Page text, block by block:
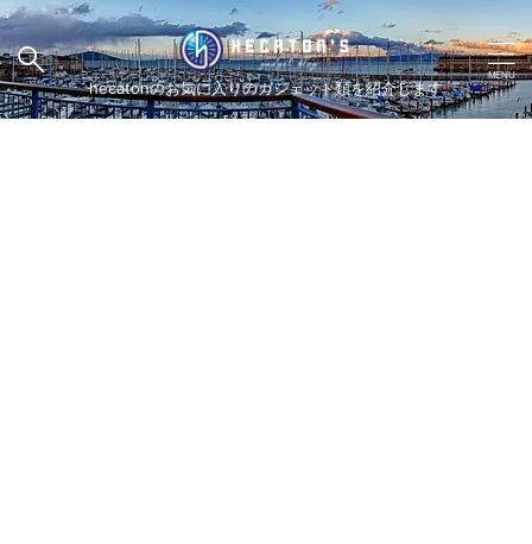
hecatonのお気に入りのガジェット類を紹介します